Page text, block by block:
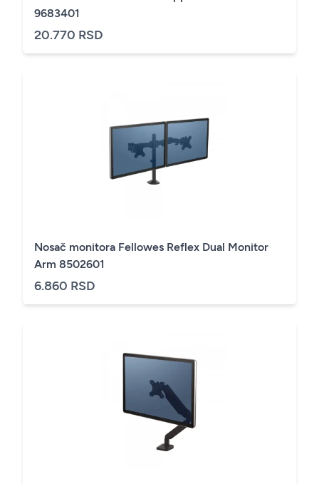
9683401
20.770 RSD
Nosač monitora Fellowes Reflex Dual Monitor
Arm 8502601
6.860 RSD